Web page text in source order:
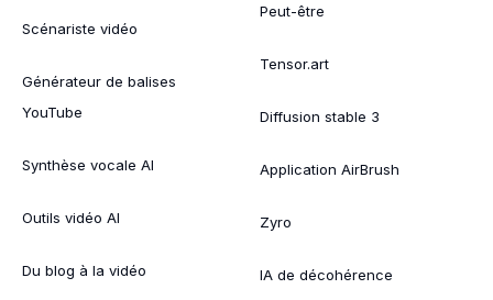
Scénariste vidéo
Générateur de balises
YouTube
Synthèse vocale AI
Outils vidéo AI
Du blog à la vidéo
Peut-être
Tensor.art
Diffusion stable 3
Application AirBrush
Zyro
IA de décohérence